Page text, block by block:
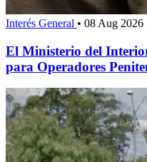
Interés General • 08 Aug 2026
El Ministerio del
para Operadores